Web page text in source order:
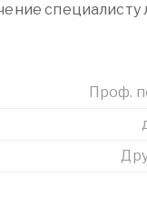
специалисту
Проф.